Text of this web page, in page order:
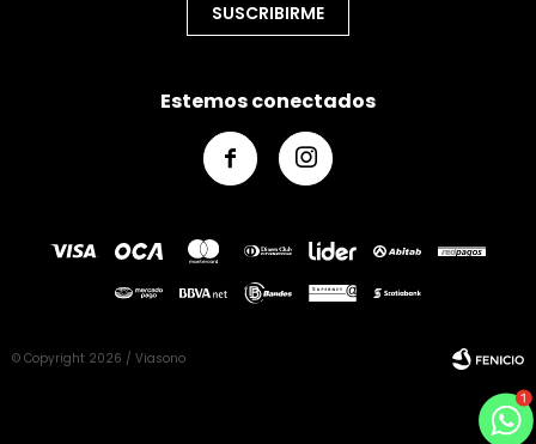
SUSCRIBIRME
Estemos conectados
 
© Copyright 2026 / Viasono